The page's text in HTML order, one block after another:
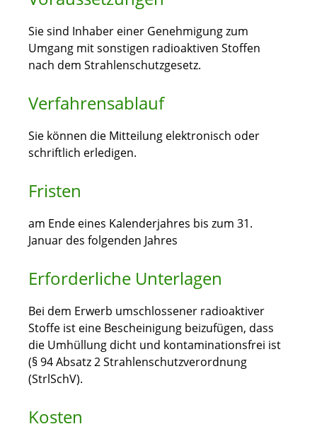
Sie sind Inhaber einer Genehmigung zum
Umgang mit sonstigen radioaktiven Stoffen
nach dem Strahlenschutzgesetz.
Verfahrensablauf
Sie können die Mitteilung elektronisch oder
schriftlich erledigen.
Fristen
am Ende eines Kalenderjahres bis zum 31.
Januar des folgenden Jahres
Erforderliche Unterlagen
Bei dem Erwerb umschlossener radioaktiver
Stoffe ist eine Bescheinigung beizufügen, dass
die Umhüllung dicht und kontaminationsfrei ist
(§ 94 Absatz 2 Strahlenschutzverordnung
(StrlSchV).
Kosten